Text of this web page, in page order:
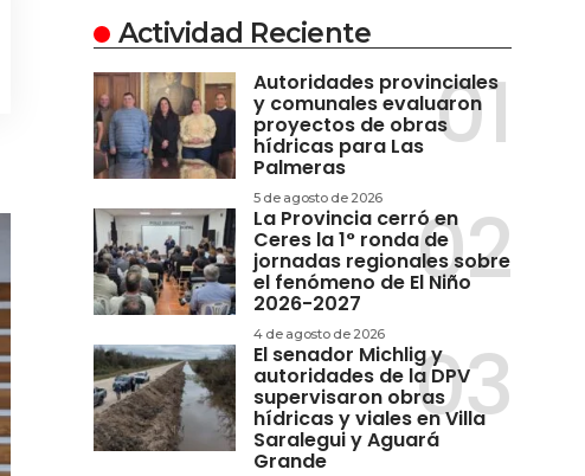
Actividad Reciente
Autoridades provinciales
y comunales evaluaron
proyectos de obras
hídricas para Las
Palmeras
5 de agosto de 2026
La Provincia cerró en
Ceres la 1° ronda de
jornadas regionales sobre
el fenómeno de El Niño
2026-2027
4 de agosto de 2026
El senador Michlig y
autoridades de la DPV
supervisaron obras
hídricas y viales en Villa
Saralegui y Aguará
Grande